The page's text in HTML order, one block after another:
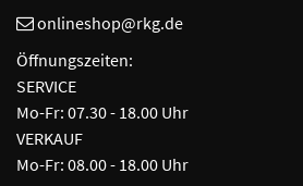
onlineshop@rkg.de
Öffnungszeiten:
SERVICE
Mo-Fr: 07.30 - 18.00 Uhr
VERKAUF
Mo-Fr: 08.00 - 18.00 Uhr